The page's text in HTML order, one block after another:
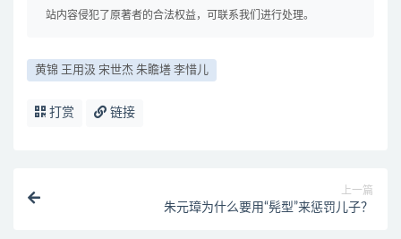
站内容侵犯了原著者的合法权益，可联系我们进行处理。
黄锦 王用汲 宋世杰 朱瞻墡 李惜儿
打赏 链接
上一篇
朱元璋为什么要用“髡型”来惩罚儿子？